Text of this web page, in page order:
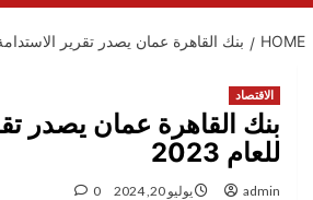
HOME بنك القاهرة عمان يصدر تقرير الاستدامة
الاقتصاد
بنك القاهرة عمان يصدر
للعام 2023
admin يوليو 20, 2024 0